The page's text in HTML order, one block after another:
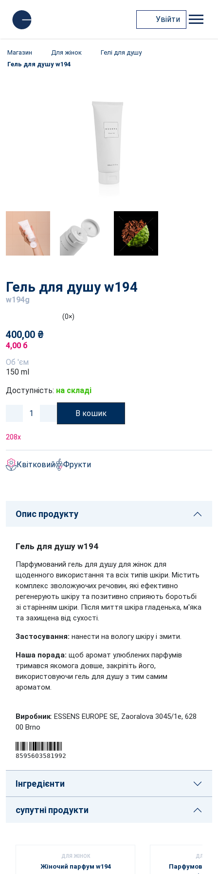
Увійти
Магазин Для жінок
Гелі для душу
Гель для душу w194
Гель для душу w194
w194g
(0×)
400,00 ₴
4,00 б
Об 'єм
150 ml
Доступність: на складі
В кошик
208x
Квітковий Фрукти
Опис продукту
Гель для душу w194
Парфумований гель для душу для жінок для
щоденного використання та всіх типів шкіри. Містить
комплекс зволожуючих речовин, які ефективно
регенерують шкіру та позитивно сприяють боротьбі
зі старінням шкіри. Після миття шкіра гладенька, м'яка
та захищена від сухості.
Застосування: нанести на вологу шкіру і змити.
Наша порада: щоб аромат улюблених парфумів
тримався якомога довше, закріпіть його,
використовуючи гель для душу з тим самим
ароматом.
Виробник: ESSENS EUROPE SE, Zaoralova 3045/1e, 628
00 Brno
8595603581992
Інгредієнти
супутні продукти
ДЛЯ ЖІНОК
Жіночий парфум w194
ДЛЯ
Парфумований